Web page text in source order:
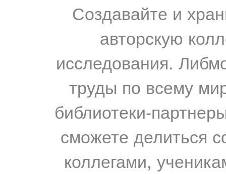
Создавайте и
авторскую
исследования.
труды по всему
библиотеки-
сможете делиться
коллегами,